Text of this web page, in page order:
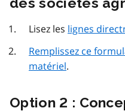
Lisez les lignes
Remplissez ce
matériel.
Option 2 :